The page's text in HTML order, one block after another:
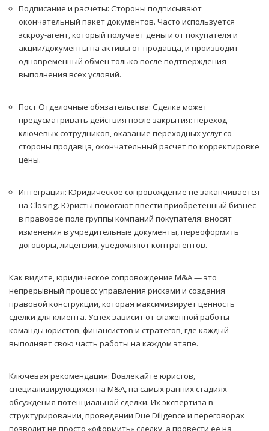
Подписание и расчеты: Стороны подписывают
окончательный пакет документов. Часто используется
эскроу-агент, который получает деньги от покупателя и
акции/документы на активы от продавца, и производит
одновременный обмен только после подтверждения
выполнения всех условий.
Пост Отделочные обязательства: Сделка может
предусматривать действия после закрытия: переход
ключевых сотрудников, оказание переходных услуг со
стороны продавца, окончательный расчет по корректировке
цены.
Интеграция: Юридическое сопровождение не заканчивается
на Closing. Юристы помогают ввести приобретенный бизнес
в правовое поле группы компаний покупателя: вносят
изменения в учредительные документы, переоформить
договоры, лицензии, уведомляют контрагентов.
Как видите, юридическое сопровождение M&A — это
непрерывный процесс управления рисками и создания
правовой конструкции, которая максимизирует ценность
сделки для клиента. Успех зависит от слаженной работы
команды юристов, финансистов и стратегов, где каждый
выполняет свою часть работы на каждом этапе.
Ключевая рекомендация: Вовлекайте юристов,
специализирующихся на M&A, на самых ранних стадиях
обсуждения потенциальной сделки. Их экспертиза в
структурировании, проведении Due Diligence и переговорах
позволит не просто «оформить» сделку, а провести ее на